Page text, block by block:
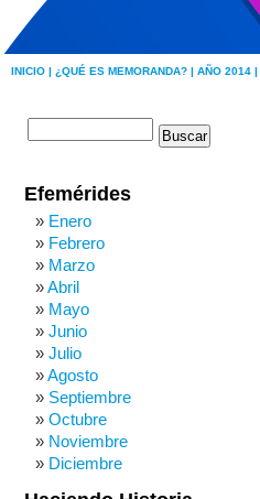
INICIO | ¿QUÉ ES MEMORANDA? | AÑO 2014 |
Efemérides
Enero
Febrero
Marzo
Abril
Mayo
Junio
Julio
Agosto
Septiembre
Octubre
Noviembre
Diciembre